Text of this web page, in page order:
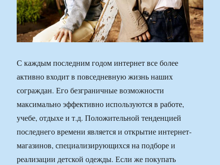
С каждым последним годом интернет все более
активно входит в повседневную жизнь наших
сограждан. Его безграничные возможности
максимально эффективно используются в работе,
учебе, отдыхе и т.д. Положительной тенденцией
последнего времени является и открытие интернет-
магазинов, специализирующихся на подборе и
реализации детской одежды. Если же покупать